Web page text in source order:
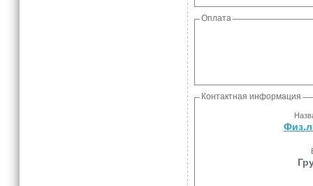
Оплата
Контактная информация